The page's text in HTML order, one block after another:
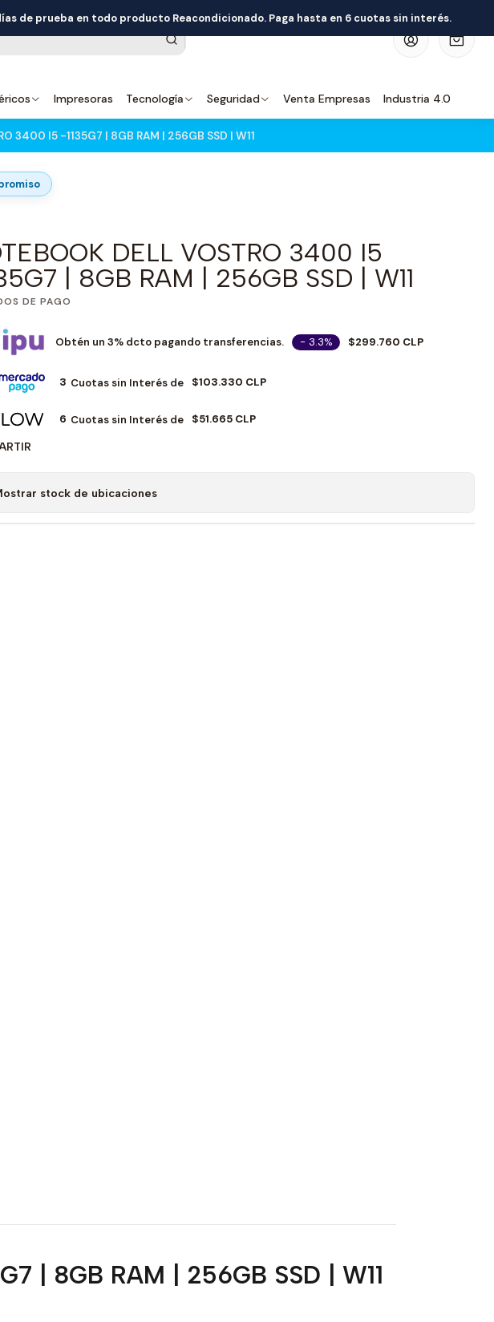
Impresoras Tecnología Seguridad Venta Empresas Industria 4.0
de prueba en todo producto Reacondicionado. Paga hasta en 6 cuotas sin interés.
3400 I5 -1135G7 | 8GB RAM | 256GB SSD | W11
DELL VOSTRO 3400 I5
| 8GB RAM | 256GB SSD | W11
DE PAGO
Obtén un 3% dcto pagando transferencias. - 3.3% $299.760 CLP
3 Cuotas sin Interés de $103.330 CLP
6 Cuotas sin Interés de $51.665 CLP
stock de ubicaciones
| 8GB RAM | 256GB SSD | W11